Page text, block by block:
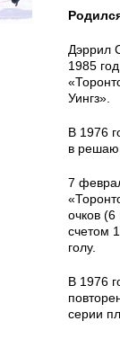
Дэррил
1985
Уингз».
В 1976
в
7
очков (6
счетом
голу.
В 1976
серии